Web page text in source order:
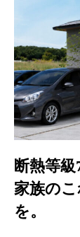
断熱等
家族の
を。